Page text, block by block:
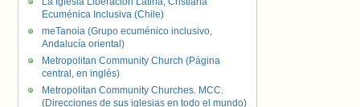
Ecuménica Inclusiva (Chile)
meTanoia (Grupo ecuménico inclusivo,
Andalucía oriental)
Metropolitan Community Church (Página
central, en inglés)
Metropolitan Community Churches. MCC.
(Direcciones de sus iglesias en todo el mundo)